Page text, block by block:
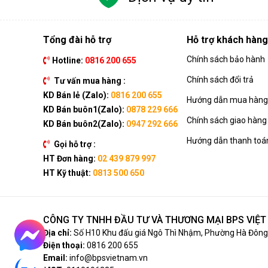
Tổng đài hỗ trợ
Hotline: 0816 200 655
Tư vấn mua hàng :
KD Bán lẻ (Zalo): 0816 200 655
KD Bán buôn1(Zalo): 0878 229 666
KD Bán buôn2(Zalo): 0947 292 666
Gọi hỗ trợ :
HT Đơn hàng: 02 439 879 997
HT Kỹ thuật: 0813 500 650
Hỗ trợ khách hàng
Chính sách bảo hành
Chính sách đổi trả
Hướng dẫn mua
Chính sách giao hàng
Hướng dẫn thanh
CÔNG TY TNHH ĐẦU TƯ VÀ THƯƠNG MẠI BPS
Địa chỉ: Số H10 Khu đấu giá Ngô Thì Nhậm, Phường Hà
Điện thoại: 0816 200 655
Email: info@bpsvietnam.vn